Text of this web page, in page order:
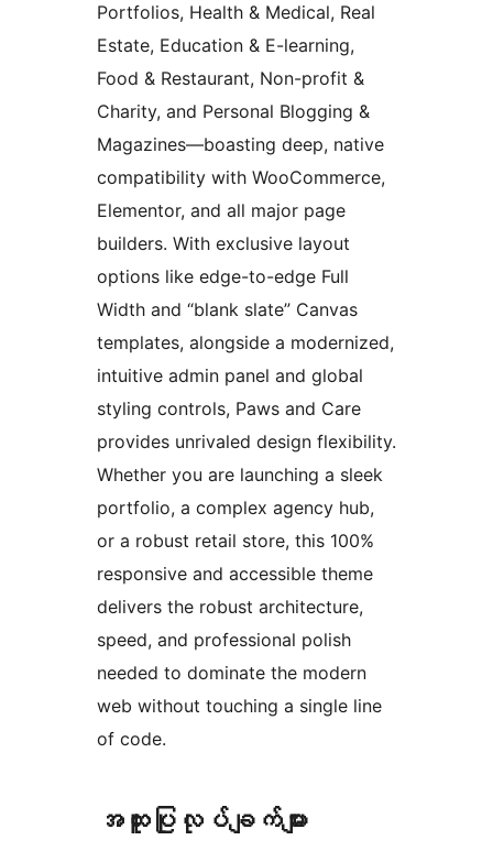
Portfolios, Health & Medical, Real
Estate, Education & E-learning,
Food & Restaurant, Non-profit &
Charity, and Personal Blogging &
Magazines—boasting deep, native
compatibility with WooCommerce,
Elementor, and all major page
builders. With exclusive layout
options like edge-to-edge Full
Width and “blank slate” Canvas
templates, alongside a modernized,
intuitive admin panel and global
styling controls, Paws and Care
provides unrivaled design flexibility.
Whether you are launching a sleek
portfolio, a complex agency hub,
or a robust retail store, this 100%
responsive and accessible theme
delivers the robust architecture,
speed, and professional polish
needed to dominate the modern
web without touching a single line
of code.
အ​ထူး​ပြု​လုပ်​ချက်​များ